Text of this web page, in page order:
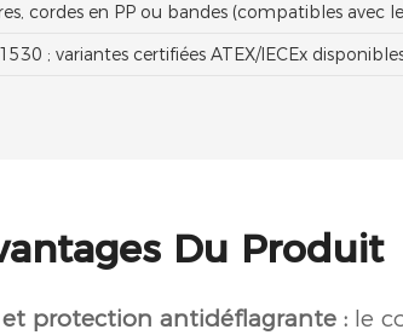
cordes en PP ou bandes (compatibles avec
; variantes certifiées ATEX/IECEx
Du Produit
protection antidéflagrante :le